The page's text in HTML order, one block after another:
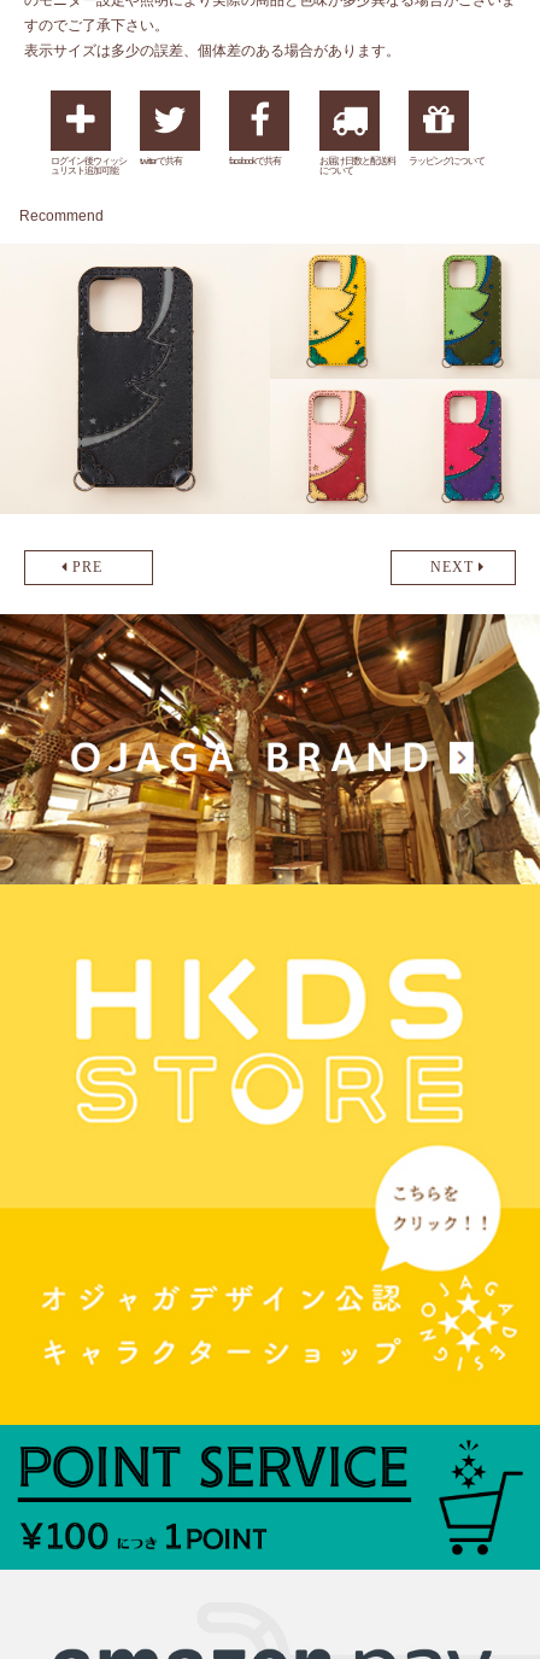
すのでご了承下さい。
表示サイズは多少の誤差、個体差のある場合があります。
ログイン後ウィッシ
ュリスト追加可能
twitterで共有 facebookで共有
お届け日数と配送料
について
ラッピングについて
Recommend